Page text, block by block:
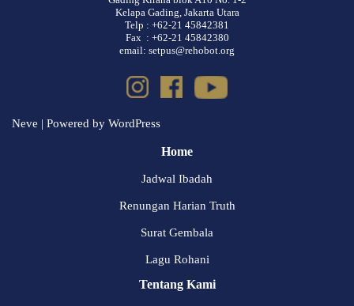
Kelapa Gading, Jakarta Utara
Telp : +62-21 45842381
Fax : +62-21 45842380
email: setpus@rehobot.org
Neve | Powered by WordPress
Home
Jadwal Ibadah
Renungan Harian Truth
Surat Gembala
Lagu Rohani
Tentang Kami